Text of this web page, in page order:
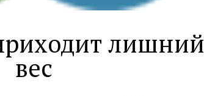
лишний
вес